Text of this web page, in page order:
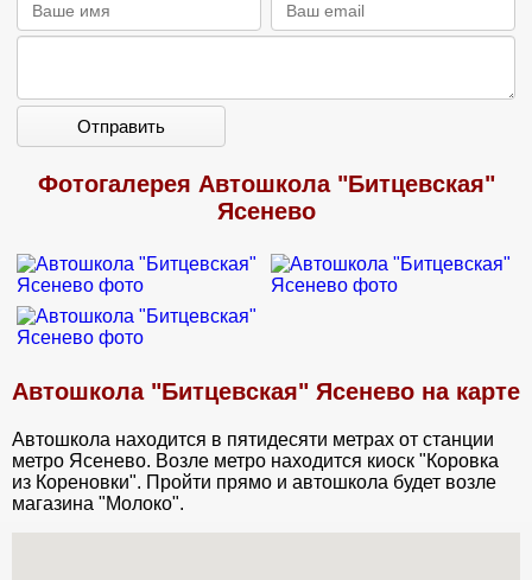
Отправить
Фотогалерея Автошкола "Битцевская"
Ясенево
Автошкола "Битцевская" Ясенево на карте
Автошкола находится в пятидесяти метрах от станции
метро Ясенево. Возле метро находится киоск "Коровка
из Кореновки". Пройти прямо и автошкола будет возле
магазина "Молоко".